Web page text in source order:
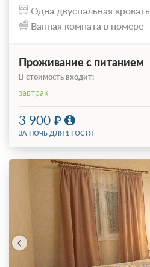
Одна двуспальная кровать
Ванная комната в номере
Проживание с питанием
В стоимость входит:
завтрак
3 900
ЗА НОЧЬ ДЛЯ 1 ГОСТЯ